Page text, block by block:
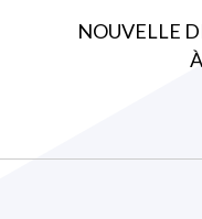
Article
NOUVELLE